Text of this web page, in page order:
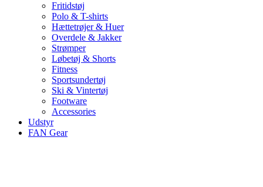
Fritidstøj
Polo & T-shirts
Hættetrøjer & Huer
Overdele & Jakker
Strømper
Løbetøj & Shorts
Fitness
Sportsundertøj
Ski & Vintertøj
Footware
Accessories
Udstyr
FAN Gear